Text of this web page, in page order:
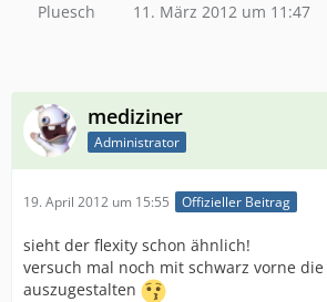
Pluesch 11. März 2012 um 11:47
mediziner
Administrator
19. April 2012 um 15:55 Offizieller Beitrag
sieht der flexity schon ähnlich!
versuch mal noch mit schwarz vorne
auszugestalten